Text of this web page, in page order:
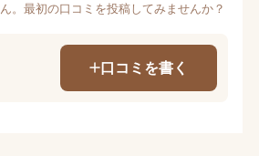
。最初の口コミを投稿してみませんか？
口コミを書く